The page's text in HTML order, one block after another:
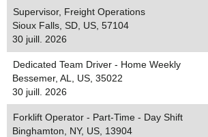
Supervisor, Freight Operations
Sioux Falls, SD, US, 57104
30 juill. 2026
Dedicated Team Driver - Home Weekly
Bessemer, AL, US, 35022
30 juill. 2026
Forklift Operator - Part-Time - Day Shift
Binghamton, NY, US, 13904